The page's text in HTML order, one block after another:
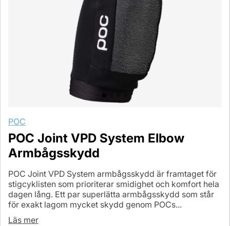
POC
POC Joint VPD System Elbow
Armbågsskydd
POC Joint VPD System armbågsskydd är framtaget för
stigcyklisten som prioriterar smidighet och komfort hela
dagen lång. Ett par superlätta armbågsskydd som står
för exakt lagom mycket skydd genom POCs...
Läs mer